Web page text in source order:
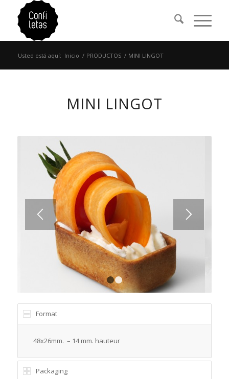
Usted está aquí: Inicio / PRODUCTOS / MINI LINGOT
MINI LINGOT
1 2
Format
48x26mm. – 14 mm. hauteur
Packaging